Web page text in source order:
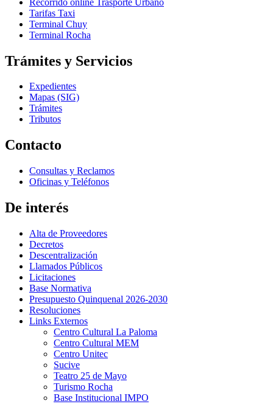
Tarifas Taxi
Terminal Chuy
Terminal Rocha
Trámites y Servicios
Expedientes
Mapas (SIG)
Trámites
Tributos
Contacto
Consultas y Reclamos
Oficinas y Teléfonos
De interés
Alta de Proveedores
Decretos
Descentralización
Llamados Públicos
Licitaciones
Base Normativa
Presupuesto Quinquenal 2026-2030
Resoluciones
Links Externos
Centro Cultural La Paloma
Centro Cultural MEM
Centro Unitec
Sucive
Teatro 25 de Mayo
Turismo Rocha
Base Institucional IMPO